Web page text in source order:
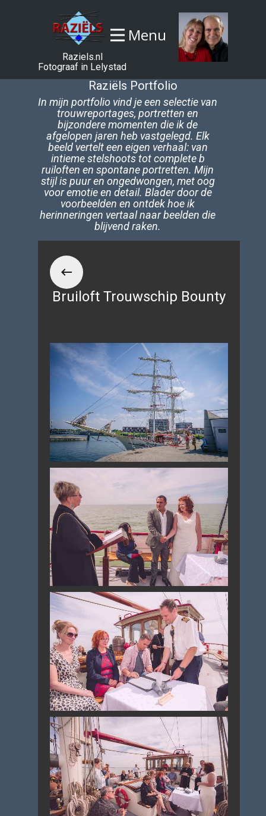
Menu
Raziels.nl
Fotograaf in Lelystad
Raziëls Portfolio
In mijn portfolio vind je een selectie van
trouwreportages, portretten en
bijzondere momenten die ik de
afgelopen jaren heb vastgelegd. Elk
beeld vertelt een eigen verhaal: van
intieme stelshoots tot complete b​
ruiloften en spontane portretten. Mijn
stijl is puur en ongedwongen, met oog
voor emotie en detail. Blader door de
voorbeelden en ontdek hoe ik
herinneringen vertaal naar beelden die
blijvend raken.
Bruiloft Trouwschip Bounty